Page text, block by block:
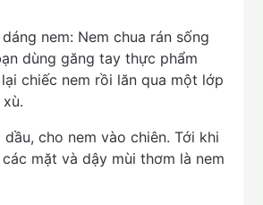
nem: Nem chua rán sống
dùng găng tay thực phẩm
chiếc nem rồi lăn qua một lớp
cho nem vào chiên. Tới khi
mặt và dậy mùi thơm là nem